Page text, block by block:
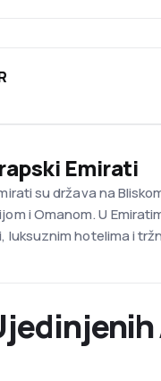
Emirati
su država na
i Omanom. U
luksuznim hotelima i